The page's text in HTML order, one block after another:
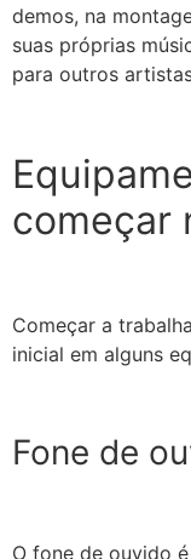
demos, na
suas próprias
para outros
começar
Começar a
inicial em alguns
Fone de
O fone de ouvido